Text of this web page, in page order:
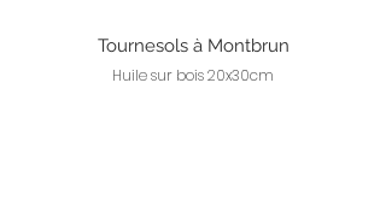
Tournesols à Montbrun
Huile sur bois 20x30cm